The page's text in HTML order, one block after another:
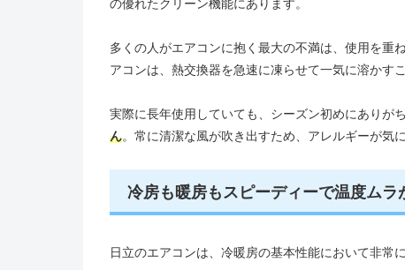
の優れたクリーン機能にあります。
多くの人がエアコンに抱く最大の不満は、使用を重
アコンは、熱交換器を急速に凍らせて一気に溶かす
実際に長年使用していても、シーズン初めにありが
ん。常に清潔な風が吹き出すため、アレルギーが気
冷房も暖房もスピーディーで温度ムラ
日立のエアコンは、冷暖房の基本性能において非常